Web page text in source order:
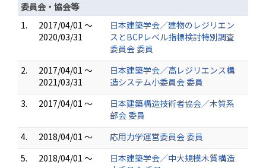
委員会・協会等
1.
2017/04/01 ～
2020/03/31
日本建築学会／建物のレジリエン
スとBCPレベル指標検討特別調査
委員会 委員
2.
2017/04/01 ～
2021/03/31
日本建築学会／高レジリエンス構
造システム小委員会 委員
3.
2017/04/01 ～
日本建築構造技術者協会／木質系
部会 委員
4.
2018/04/01 ～
応用力学運営委員会 委員
5.
2018/04/01 ～
日本建築学会／中大規模木質構造